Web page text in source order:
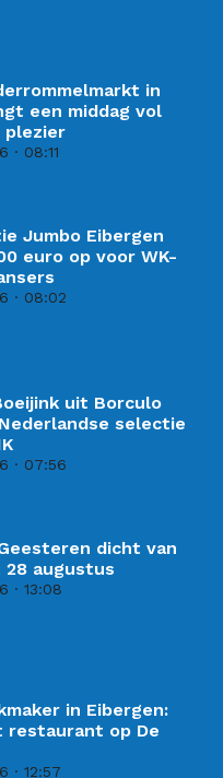
in
een middag vol
plezier
08:11
Jumbo Eibergen
euro op voor WK-
08:02
uit Borculo
selectie
07:56
dicht van
augustus
13:08
in Eibergen:
restaurant op De
12:57